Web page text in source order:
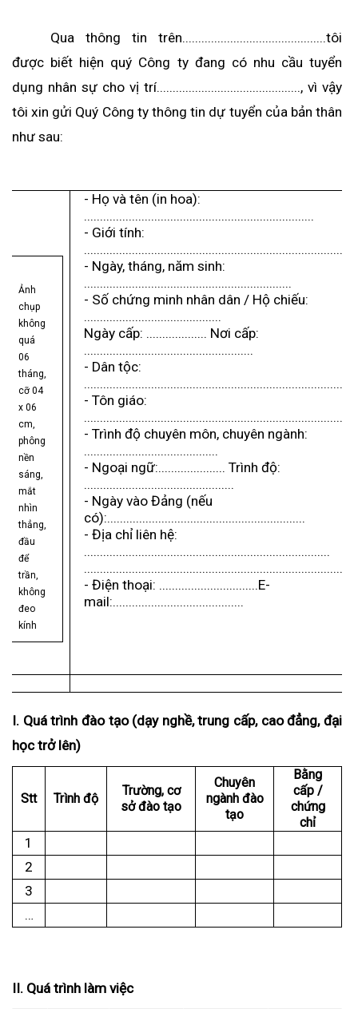
Qua thông tin trên.............................................tôi
được biết hiện quý Công ty đang có nhu cầu tuyển
dụng nhân sự cho vị trí............................................., vì vậy
tôi xin gửi Quý Công ty thông tin dự tuyển của bản thân
như sau:
Ảnh
chụp
không
quá
06
tháng,
cỡ 04
x 06
cm,
phông
nền
sáng,
mắt
nhìn
thẳng,
đầu
để
trần,
không
đeo
kính
- Họ và tên (in hoa):
........................................................................
- Giới tính:
......................................................................................
- Ngày, tháng, năm sinh:
.................................................................
- Số chứng minh nhân dân / Hộ chiếu:
...........................................
Ngày cấp: ................... Nơi cấp:
.....................................................
- Dân tộc:
- Tôn giáo:
- Trình độ chuyên môn, chuyên ngành:
..........................................
- Ngoại ngữ:..................... Trình độ:
...............................................
- Ngày vào Đảng (nếu
có):..............................................................
- Địa chỉ liên hệ:
.............................................................................
- Điện thoại: ...............................E-
mail:.........................................
I. Quá trình đào tạo (dạy nghề, trung cấp, cao đẳng, đại
học trở lên)
Stt Trình độ
Trường, cơ
sở đào tạo
Chuyên
ngành đào
tạo
Bằng
cấp /
chứng
chỉ
1
2
3
…
II. Quá trình làm việc